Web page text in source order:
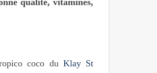
qualité, vitamines,
coco du Klay St